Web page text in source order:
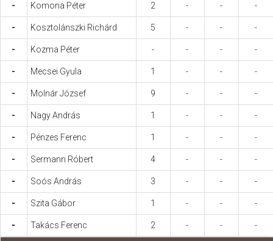
- Komona Péter 2 - - -
- Kosztolánszki Richárd 5 - - -
- Kozma Péter - - - -
- Mecsei Gyula 1 - - -
- Molnár József 9 - - -
- Nagy András 1 - - -
- Pénzes Ferenc 1 - - -
- Sermann Róbert 4 - - -
- Soós András 3 - - -
- Szita Gábor 1 - - -
- Takács Ferenc 2 - - -